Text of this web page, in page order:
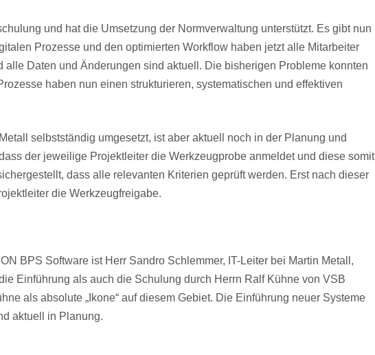
und hat die Umsetzung der Normverwaltung unterstützt. Es gibt nun
Prozesse und den optimierten Workflow haben jetzt alle Mitarbeiter
alle Daten und Änderungen sind aktuell. Die bisherigen Probleme konnten
haben nun einen strukturieren, systematischen und effektiven
selbstständig umgesetzt, ist aber aktuell noch in der Planung und
der jeweilige Projektleiter die Werkzeugprobe anmeldet und diese somit
dass alle relevanten Kriterien geprüft werden. Erst nach dieser
die Werkzeugfreigabe.
BPS Software ist Herr Sandro Schlemmer, IT-Leiter bei Martin Metall,
Einführung als auch die Schulung durch Herrn Ralf Kühne von VSB
als absolute „Ikone“ auf diesem Gebiet. Die Einführung neuer Systeme
aktuell in Planung.